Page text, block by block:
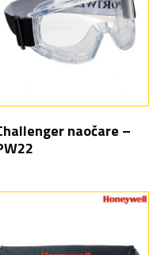
naočare –